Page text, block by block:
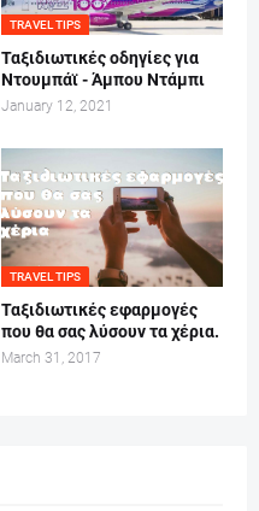
TRAVEL TIPS
Ταξιδιωτικές οδηγίες για
Ντουμπάϊ - Άμπου Ντάμπι
January 12, 2021
TRAVEL TIPS
Ταξιδιωτικές εφαρμογές
που θα σας λύσουν τα χέρια.
March 31, 2017